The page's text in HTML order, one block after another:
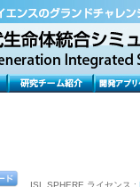
ISL SPHERE ライセンス :